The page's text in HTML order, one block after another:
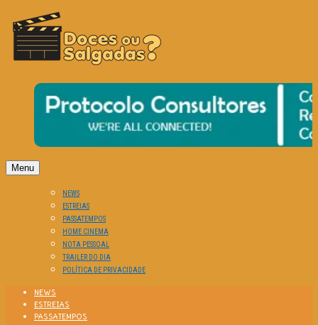
DOCES OU SALGADAS?
O Cinema? Uma Paixão!!
Menu
NEWS
ESTREIAS
PASSATEMPOS
HOME CINEMA
NOTA PESSOAL
TRAILER DO DIA
POLÍTICA DE PRIVACIDADE
NEWS
ESTREIAS
PASSATEMPOS